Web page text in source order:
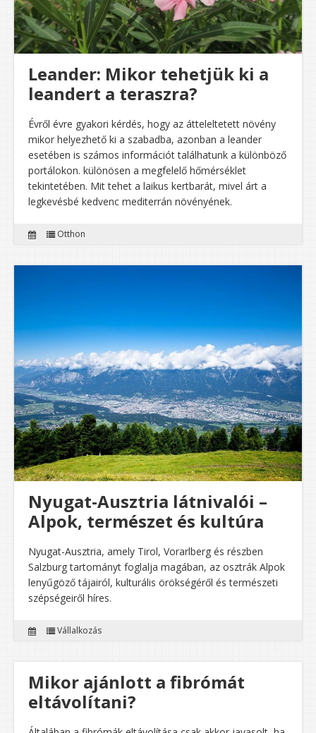
Leander: Mikor tehetjük ki a
leandert a teraszra?
Évről évre gyakori kérdés, hogy az átteleltetett növény
mikor helyezhető ki a szabadba, azonban a leander
esetében is számos információt találhatunk a különböző
portálokon. különösen a megfelelő hőmérséklet
tekintetében. Mit tehet a laikus kertbarát, mivel árt a
legkevésbé kedvenc mediterrán növényének.
Otthon
Nyugat-Ausztria látnivalói –
Alpok, természet és kultúra
Nyugat-Ausztria, amely Tirol, Vorarlberg és részben
Salzburg tartományt foglalja magában, az osztrák Alpok
lenyűgöző tájairól, kulturális örökségéről és természeti
szépségeiről híres.
Vállalkozás
Mikor ajánlott a fibrómát
eltávolítani?